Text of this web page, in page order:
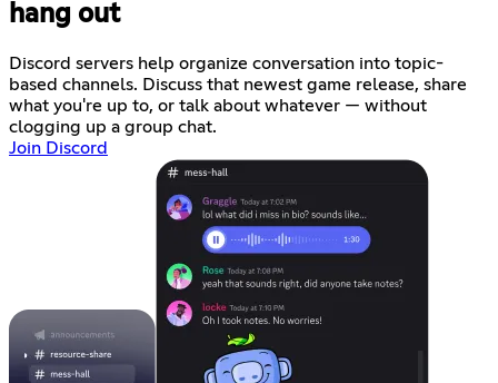
hang out
Discord servers help organize conversation into topic-
based channels. Discuss that newest game release, share
what you're up to, or talk about whatever — without
clogging up a group chat.
Join Discord